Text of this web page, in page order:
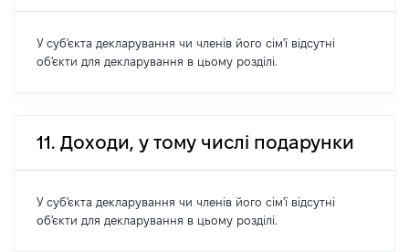
У суб'єкта декларування чи членів його сім'ї відсутні
об'єкти для декларування в цьому розділі.
11. Доходи, у тому числі подарунки
У суб'єкта декларування чи членів його сім'ї відсутні
об'єкти для декларування в цьому розділі.